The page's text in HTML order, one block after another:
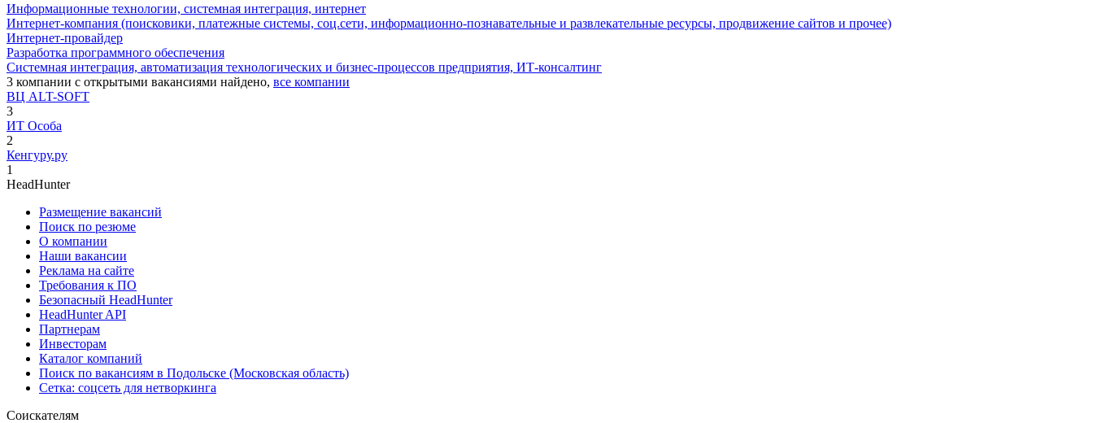
Информационные технологии, системная интеграция, интернет
Интернет-компания (поисковики, платежные системы, соц.сети, информационно-познавательные и развлекательные ресурсы, продвижение сайтов и прочее)
Интернет-провайдер
Разработка программного обеспечения
Системная интеграция, автоматизация технологических и бизнес-процессов предприятия, ИТ-консалтинг
3 компании с открытыми вакансиями найдено, все компании
ВЦ ALT-SOFT
3
ИТ Особа
2
Кенгуру.ру
1
HeadHunter
Размещение вакансий
Поиск по резюме
О компании
Наши вакансии
Реклама на сайте
Требования к ПО
Безопасный HeadHunter
HeadHunter API
Партнерам
Инвесторам
Каталог компаний
Поиск по вакансиям в Подольске (Московская область)
Сетка: соцсеть для нетворкинга
Соискателям